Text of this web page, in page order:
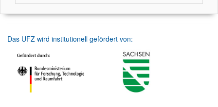
Das UFZ wird institutionell gefördert von: